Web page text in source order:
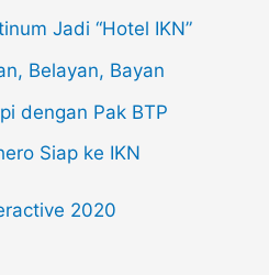
Jadi “Hotel IKN”
Belayan, Bayan
dengan Pak BTP
Siap ke IKN
2020